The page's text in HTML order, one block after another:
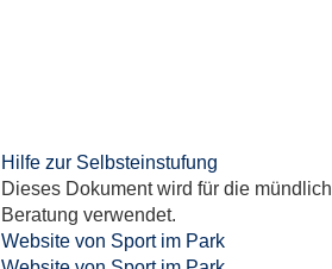
Hilfe zur Selbsteinstufung
Dieses Dokument wird für die
Beratung verwendet.
Website von Sport im Park